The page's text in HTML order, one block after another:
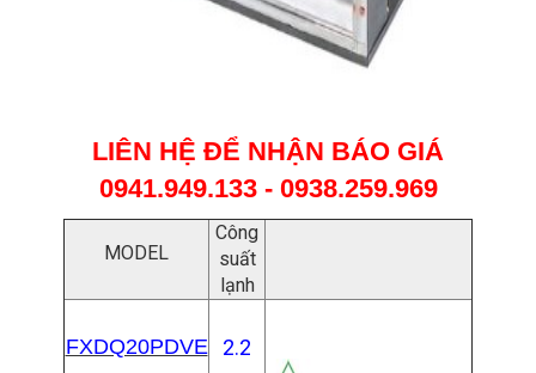
LIÊN HỆ ĐỂ NHẬN BÁO GIÁ
0941.949.133 - 0938.259.969
MODEL
Công
suất
lạnh
FXDQ20PDVE 2.2